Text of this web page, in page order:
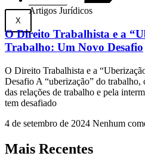
X
Artigos Jurídicos
O Direito Trabalhista e a
Trabalho: Um Novo Desafio
O Direito Trabalhista e a
Desafio A “uberização” do
das relações de trabalho e pela
tem desafiado
4 de setembro de 2024 Nenhum
Mais Recentes